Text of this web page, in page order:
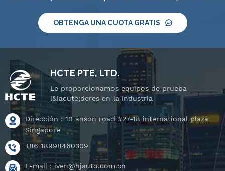
OBTENGA UNA CUOTA GRATIS
HCTE PTE, LTD.
Le proporcionamos equipos de prueba
l&iacute;deres en la industria
Dirección : 10 anson road #27-18 international plaza
Singapore
+86 18998460309
E-mail :iven@hjauto.com.cn